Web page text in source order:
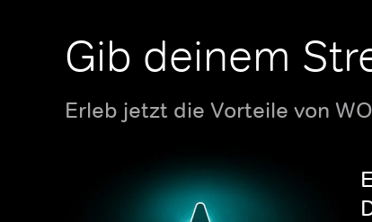
Gib deinem
Erleb jetzt die Vorteile von